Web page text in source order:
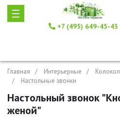
+7 (495) 649-45-43
Главная Интерьерные
Настольные звонки
Настольный звонок
женой"